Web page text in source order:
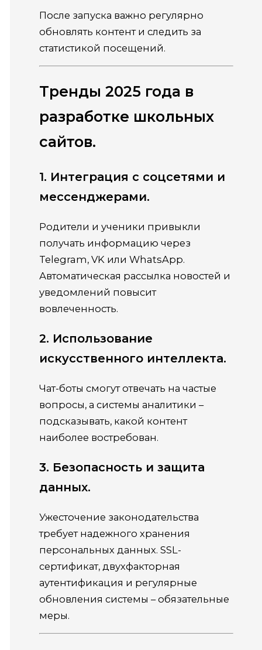
После запуска важно регулярно
обновлять контент и следить за
статистикой посещений.
Тренды 2025 года в
разработке школьных
сайтов.
1. Интеграция с соцсетями и
мессенджерами.
Родители и ученики привыкли
получать информацию через
Telegram, VK или WhatsApp.
Автоматическая рассылка новостей и
уведомлений повысит
вовлеченность.
2. Использование
искусственного интеллекта.
Чат-боты смогут отвечать на частые
вопросы, а системы аналитики –
подсказывать, какой контент
наиболее востребован.
3. Безопасность и защита
данных.
Ужесточение законодательства
требует надежного хранения
персональных данных. SSL-
сертификат, двухфакторная
аутентификация и регулярные
обновления системы – обязательные
меры.